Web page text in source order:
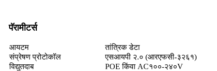
पॅरामीटर्स
आयटम
तांत्रिक डेटा
संप्रेषण प्रोटोकॉल
एसआयपी २.० (आरएफसी-३२६१)
विद्युतदाब
POE किंवा AC१००-२४०V